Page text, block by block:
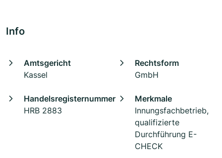
Info
Amtsgericht
Kassel
Rechtsform
GmbH
Handelsregisternummer
HRB 2883
Merkmale
Innungsfachbetrieb,
qualifizierte
Durchführung E-
CHECK